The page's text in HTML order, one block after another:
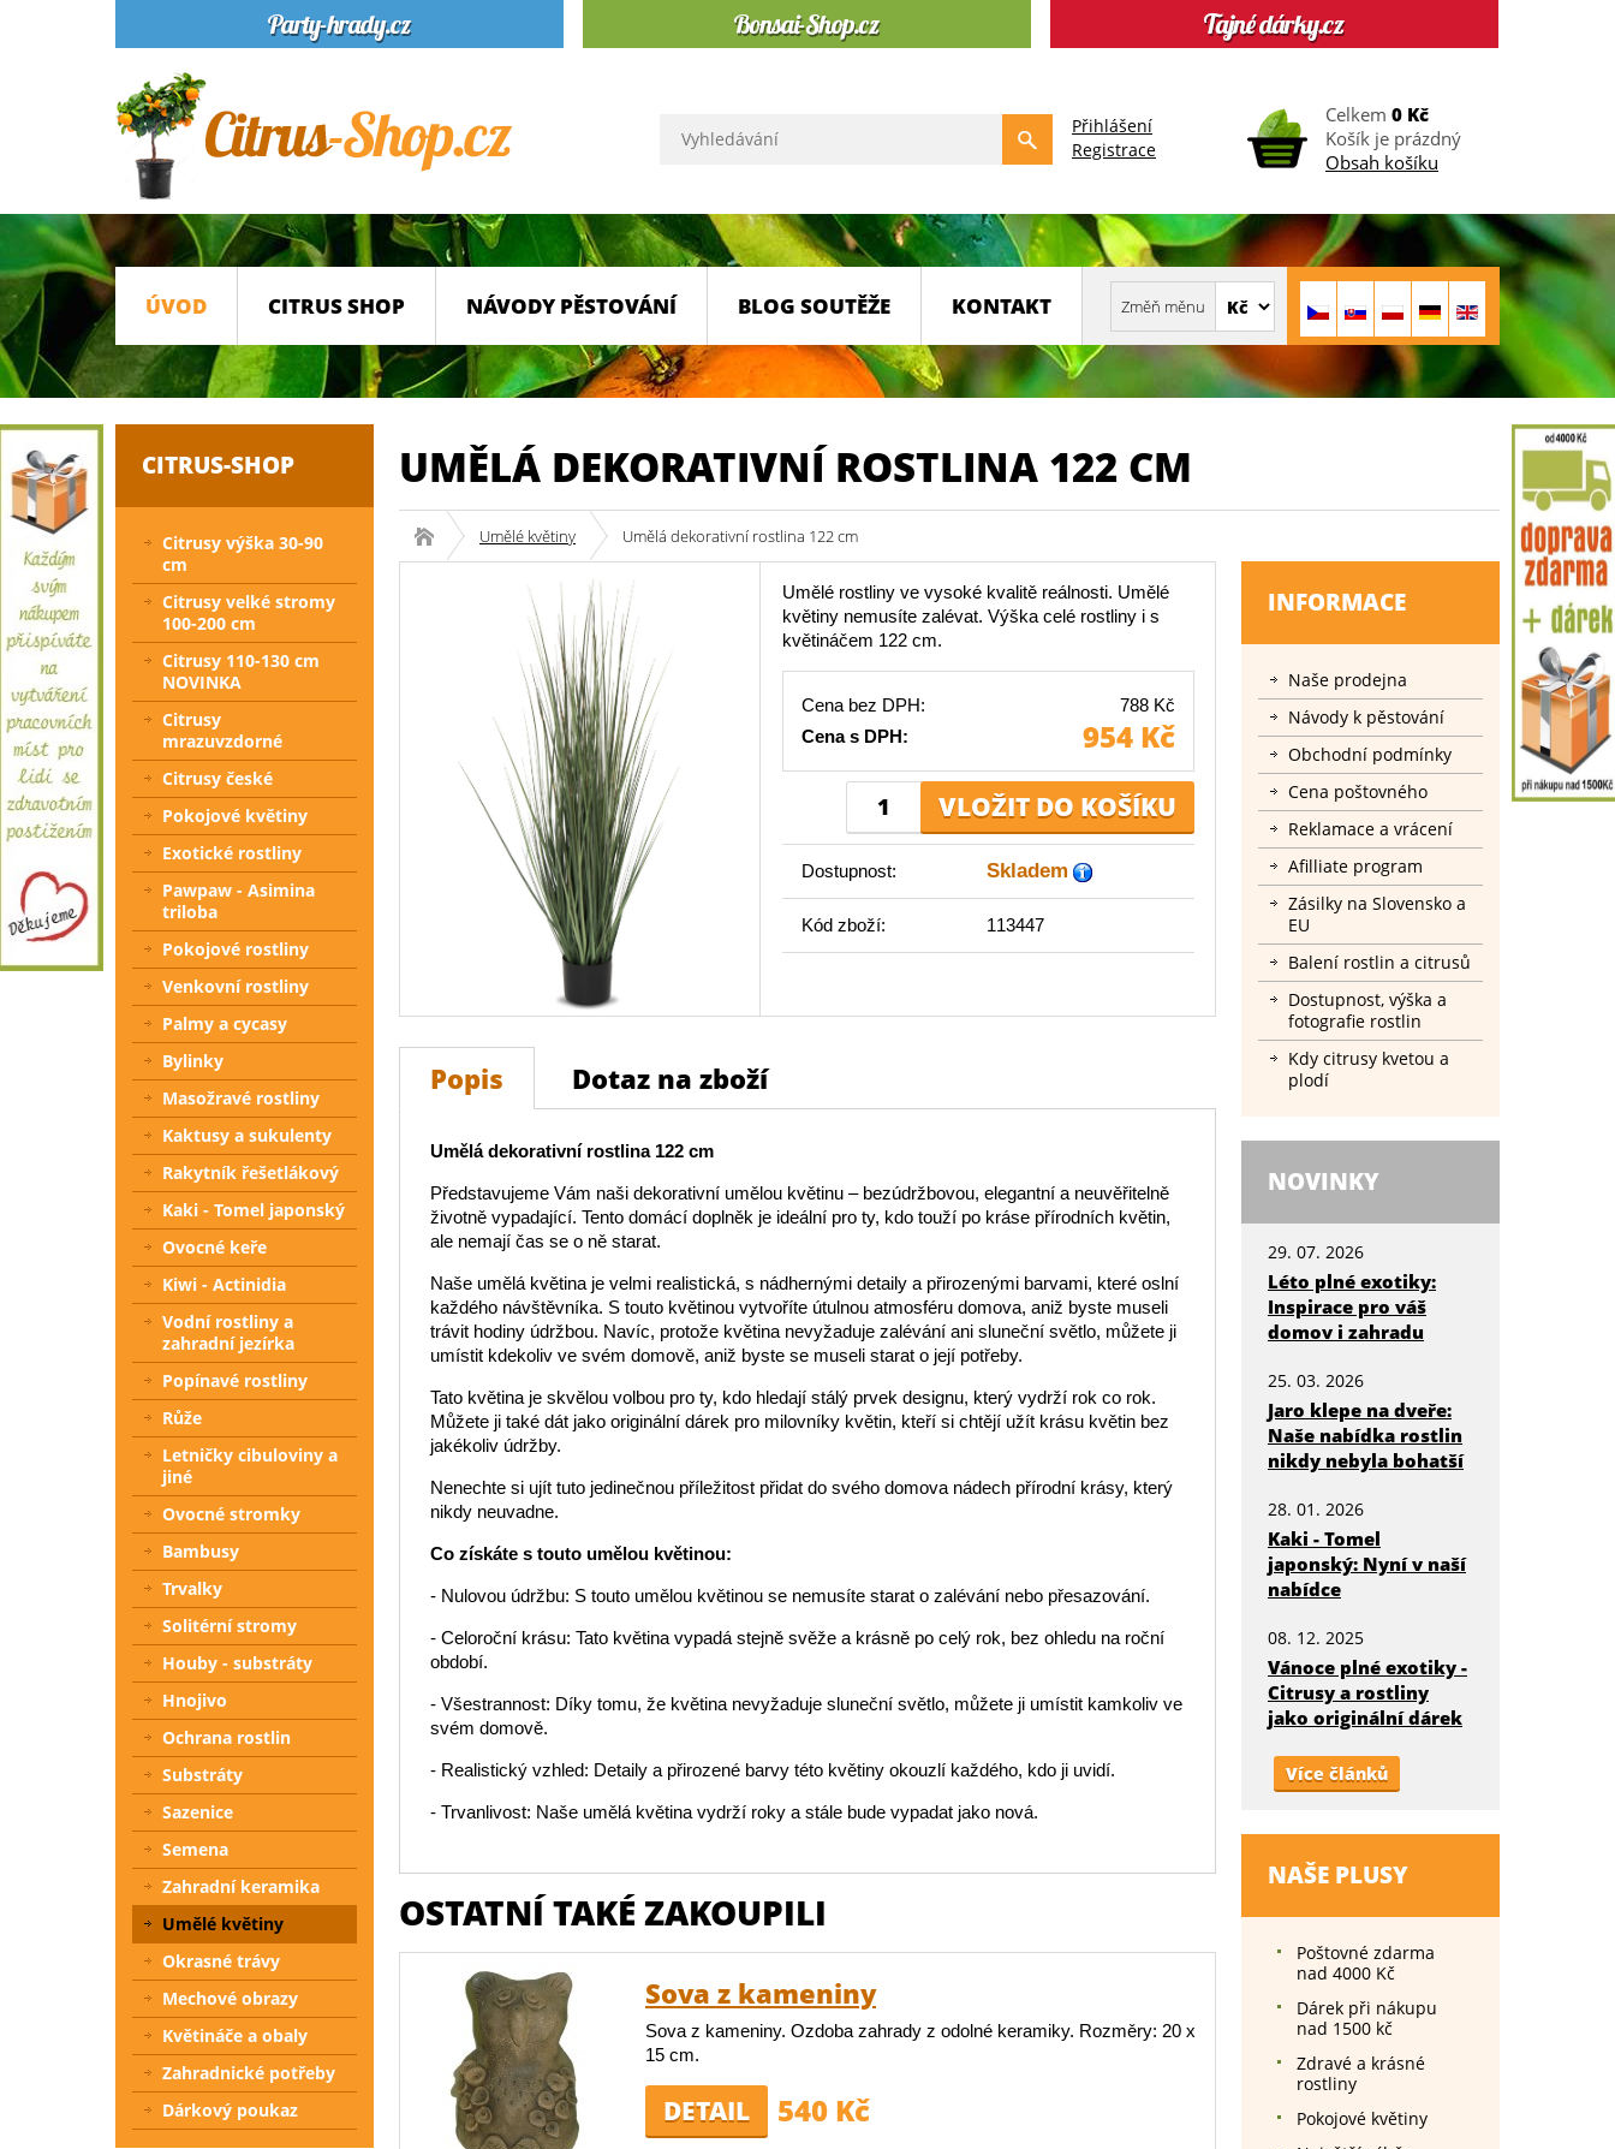
Přihlášení
Registrace
Celkem 0 Kč
Košík je prázdný
Obsah košíku
ÚVOD CITRUS SHOP NÁVODY PĚSTOVÁNÍ BLOG SOUTĚŽE KONTAKT
UMĚLÁ DEKORATIVNÍ ROSTLINA 122 CM
Umělé květiny Umělá dekorativní rostlina 122 cm
Umělé rostliny ve vysoké kvalitě reálnosti. Umělé
květiny nemusíte zalévat. Výška celé rostliny i s
květináčem 122 cm.
Cena bez DPH:
788 Kč
Cena s DPH:
954 Kč
Dostupnost: Skladem
Kód zboží: 113447
Popis Dotaz na zboží
Umělá dekorativní rostlina 122 cm
Představujeme Vám naši dekorativní umělou květinu – bezúdržbovou, elegantní a neuvěřitelně
životně vypadající. Tento domácí doplněk je ideální pro ty, kdo touží po kráse přírodních květin,
ale nemají čas se o ně starat.
Naše umělá květina je velmi realistická, s nádhernými detaily a přirozenými barvami, které oslní
každého návštěvníka. S touto květinou vytvoříte útulnou atmosféru domova, aniž byste museli
trávit hodiny údržbou. Navíc, protože květina nevyžaduje zalévání ani sluneční světlo, můžete ji
umístit kdekoliv ve svém domově, aniž byste se museli starat o její potřeby.
Tato květina je skvělou volbou pro ty, kdo hledají stálý prvek designu, který vydrží rok co rok.
Můžete ji také dát jako originální dárek pro milovníky květin, kteří si chtějí užít krásu květin bez
jakékoliv údržby.
Nenechte si ujít tuto jedinečnou příležitost přidat do svého domova nádech přírodní krásy, který
nikdy neuvadne.
Co získáte s touto umělou květinou:
- Nulovou údržbu: S touto umělou květinou se nemusíte starat o zalévání nebo přesazování.
- Celoroční krásu: Tato květina vypadá stejně svěže a krásně po celý rok, bez ohledu na roční
období.
- Všestrannost: Díky tomu, že květina nevyžaduje sluneční světlo, můžete ji umístit kamkoliv ve
svém domově.
- Realistický vzhled: Detaily a přirozené barvy této květiny okouzlí každého, kdo ji uvidí.
- Trvanlivost: Naše umělá květina vydrží roky a stále bude vypadat jako nová.
OSTATNÍ TAKÉ ZAKOUPILI
Sova z kameniny
Sova z kameniny. Ozdoba zahrady z odolné keramiky. Rozměry: 20 x
15 cm.
DETAIL 540 Kč
INFORMACE
Naše prodejna
Návody k pěstování
Obchodní podmínky
Cena poštovného
Reklamace a vrácení
Afilliate program
Zásilky na Slovensko a
EU
Balení rostlin a citrusů
Dostupnost, výška a
fotografie rostlin
Kdy citrusy kvetou a
plodí
NOVINKY
29. 07. 2026
Léto plné exotiky:
Inspirace pro váš
domov i zahradu
25. 03. 2026
Jaro klepe na dveře:
Naše nabídka rostlin
nikdy nebyla bohatší
28. 01. 2026
Kaki - Tomel
japonský: Nyní v naší
nabídce
08. 12. 2025
Vánoce plné exotiky -
Citrusy a rostliny
jako originální dárek
Více článků
NAŠE PLUSY
Poštovné zdarma
nad 4000 Kč
Dárek při nákupu
nad 1500 kč
Zdravé a krásné
rostliny
Pokojové květiny
CITRUS-SHOP
Citrusy výška 30-90
cm
Citrusy velké stromy
100-200 cm
Citrusy 110-130 cm
NOVINKA
Citrusy
mrazuvzdorné
Citrusy české
Pokojové květiny
Exotické rostliny
Pawpaw - Asimina
triloba
Pokojové rostliny
Venkovní rostliny
Palmy a cycasy
Bylinky
Masožravé rostliny
Kaktusy a sukulenty
Rakytník řešetlákový
Kaki - Tomel japonský
Ovocné keře
Kiwi - Actinidia
Vodní rostliny a
zahradní jezírka
Popínavé rostliny
Růže
Letničky cibuloviny a
jiné
Ovocné stromky
Bambusy
Trvalky
Solitérní stromy
Houby - substráty
Hnojivo
Ochrana rostlin
Substráty
Sazenice
Semena
Zahradní keramika
Umělé květiny
Okrasné trávy
Mechové obrazy
Květináče a obaly
Zahradnické potřeby
Dárkový poukaz